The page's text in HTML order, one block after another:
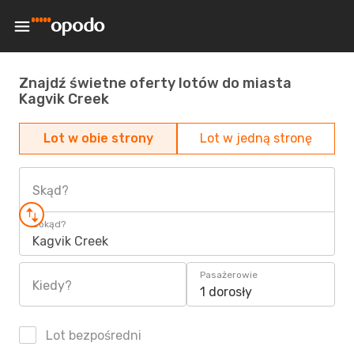
Znajdź świetne oferty lotów do miasta
Kagvik Creek
Lot w obie strony Lot w jedną stronę
Skąd?
Dokąd?
Kagvik Creek
Kiedy?
Pasażerowie
1 dorosły
Lot bezpośredni